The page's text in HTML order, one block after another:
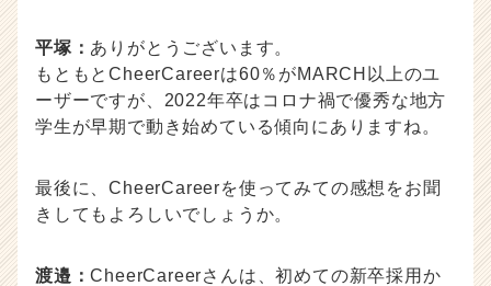
平塚： ありがとうございます。
もともとCheerCareerは60％がMARCH以上のユ
ーザーですが、2022年卒はコロナ禍で優秀な地方
学生が早期で動き始めている傾向にありますね。
最後に、CheerCareerを使ってみての感想をお聞
きしてもよろしいでしょうか。
渡邉：CheerCareerさんは、初めての新卒採用か